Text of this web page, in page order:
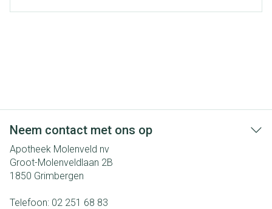
Neem contact met ons op
Apotheek Molenveld nv
Groot-Molenveldlaan 2B
1850 Grimbergen
Telefoon: 02 251 68 83